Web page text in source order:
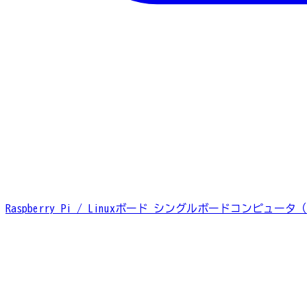
Raspberry Pi / Linuxボード シングルボードコンピュータ（